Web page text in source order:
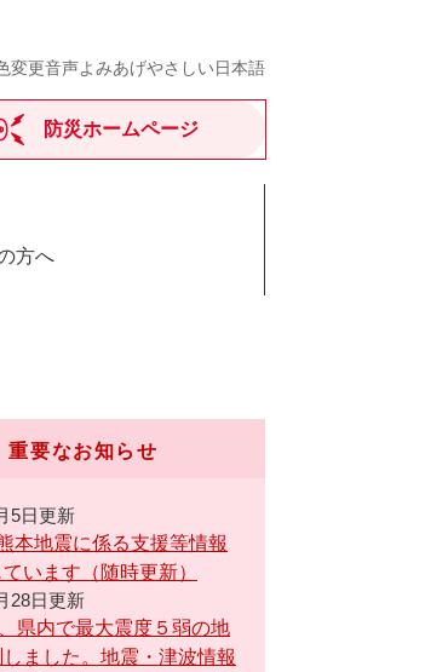
変更音声よみあげやさしい日本語
防災ホームページ
方へ
重要なお知らせ
5日更新
本地震に係る支援等情報
います（随時更新）
28日更新
県内で最大震度５弱の地
ました。地震・津波情報